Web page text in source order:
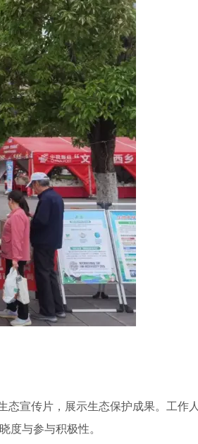
态宣传片，展示生态保护成果。工作人
度与参与积极性。